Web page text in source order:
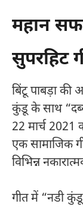
महान
सुपरहिट
बिंटू पाबड़ा
कुंडू के साथ
22 मार्च 2021
एक सामाजिक
विभिन्न
गीत में “नडी